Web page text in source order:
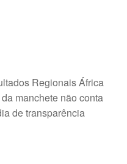
Regionais África
manchete não conta
de transparência